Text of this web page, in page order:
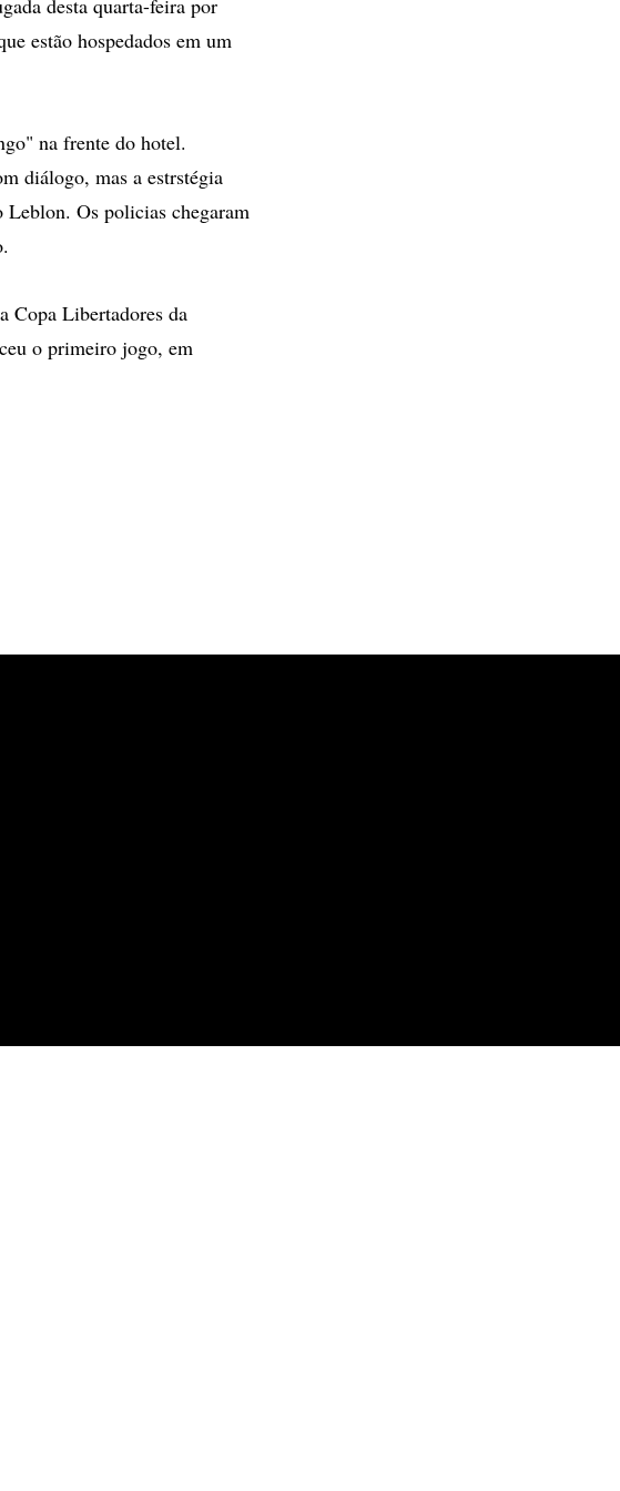
desta quarta-feira por
estão hospedados em um
na frente do hotel.
diálogo, mas a estrstégia
Leblon. Os policias chegaram
Copa Libertadores da
o primeiro jogo, em